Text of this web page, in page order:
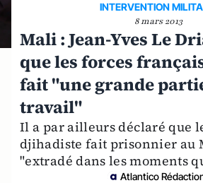
INTERVENTION
8 mars 2013
Mali : Jean-Yves Le
que les forces
fait "une grande
travail"
Il a par ailleurs déclaré que
djihadiste fait prisonnier au
"extradé dans les moments
Atlantico